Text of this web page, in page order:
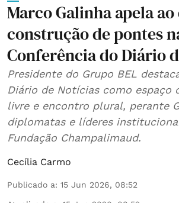
Marco Galinha apela
construção de pontes
Conferência do Diário
Presidente do Grupo BEL
Diário de Notícias como espaço
livre e encontro plural, perante
diplomatas e líderes
Fundação Champalimaud.
Cecília Carmo
Publicado a: 15 Jun 2026, 08:52